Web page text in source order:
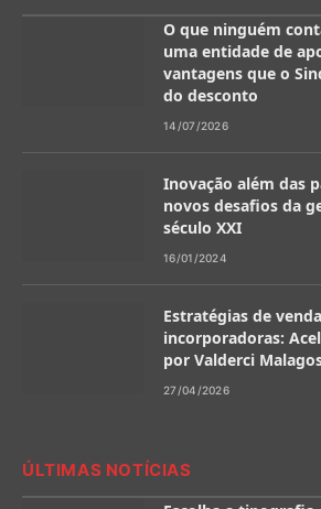
O que ninguém
uma entidade de
vantagens que o
do desconto
14/07/2026
Inovação além das
novos desafios da
século XXI
16/01/2024
Estratégias de
incorporadoras:
por Valderci
27/04/2026
ÚLTIMAS NOTÍCIAS